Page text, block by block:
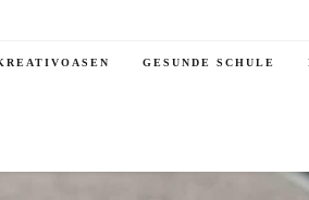
GESUNDE SCHULE